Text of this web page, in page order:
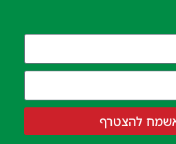
להצטרף